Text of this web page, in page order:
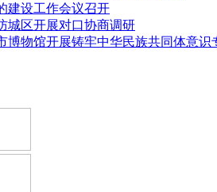
建设工作会议召开
城区开展对口协商调研
博物馆开展铸牢中华民族共同体意识